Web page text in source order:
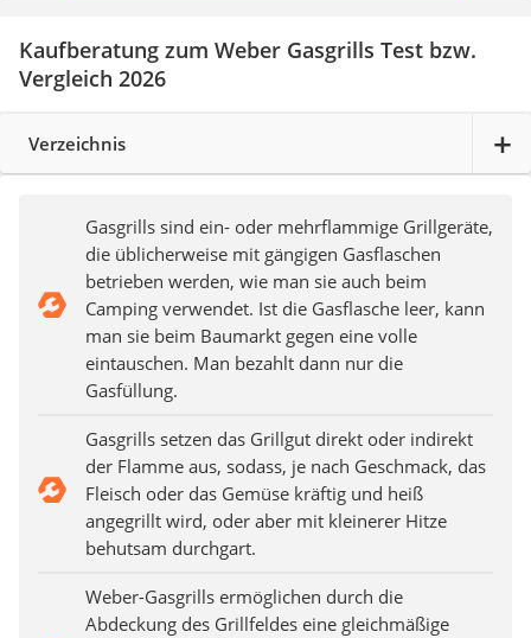
Kaufberatung zum Weber Gasgrills Test bzw.
Vergleich 2026
Verzeichnis
Gasgrills sind ein- oder mehrflammige Grillgeräte,
die üblicherweise mit gängigen Gasflaschen
betrieben werden, wie man sie auch beim
Camping verwendet. Ist die Gasflasche leer, kann
man sie beim Baumarkt gegen eine volle
eintauschen. Man bezahlt dann nur die
Gasfüllung.
Gasgrills setzen das Grillgut direkt oder indirekt
der Flamme aus, sodass, je nach Geschmack, das
Fleisch oder das Gemüse kräftig und heiß
angegrillt wird, oder aber mit kleinerer Hitze
behutsam durchgart.
Weber-Gasgrills ermöglichen durch die
Abdeckung des Grillfeldes eine gleichmäßige